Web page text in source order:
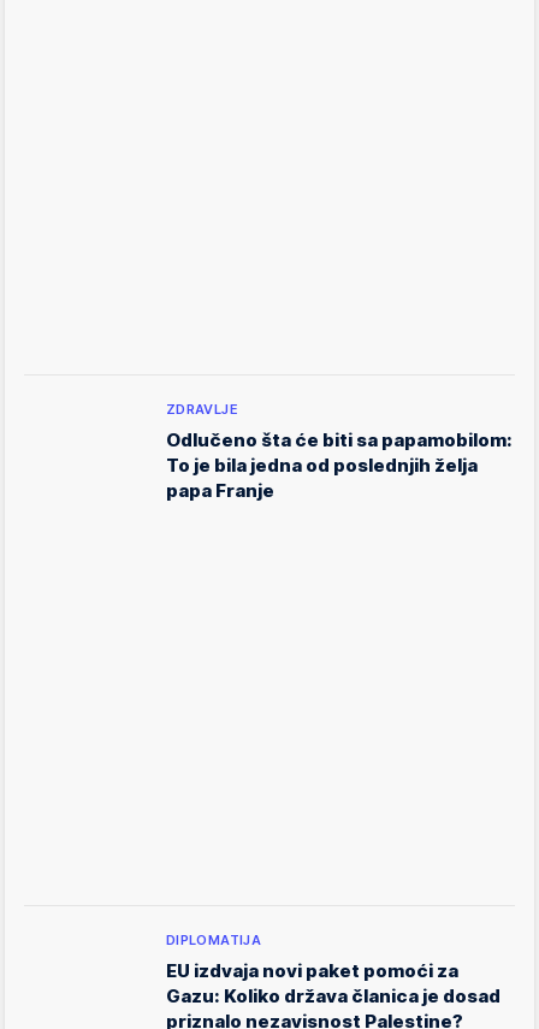
ZDRAVLJE
Odlučeno šta će biti sa papamobilom:
To je bila jedna od poslednjih želja
papa Franje
DIPLOMATIJA
EU izdvaja novi paket pomoći za
Gazu: Koliko država članica je dosad
priznalo nezavisnost Palestine?